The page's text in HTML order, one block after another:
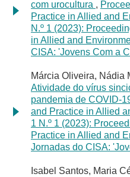
com urocultura ,
Practice in Allied and
N.º 1 (2023):
in Allied and
CISA: 'Jovens Com a
Márcia Oliveira, Nádia
Atividade do vírus
pandemia de COVID-
and Practice in Allied
1 N.º 1 (2023):
Practice in Allied and
Jornadas do CISA:
Isabel Santos, Maria